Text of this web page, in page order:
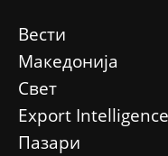
Вести
Македонија
Свет
Еxport Intelligence
Пазари